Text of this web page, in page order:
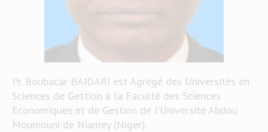
Pr. Boubacar BAIDARI est Agrégé des Universités en
Sciences de Gestion à la Faculté des Sciences
Economiques et de Gestion de l’Université Abdou
Moumouni de Niamey (Niger).